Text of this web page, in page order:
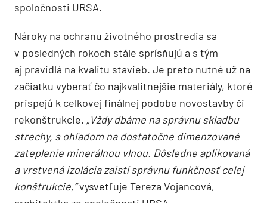
spoločnosti URSA.
Nároky na ochranu životného prostredia sa
v posledných rokoch stále sprísňujú a s tým
aj pravidlá na kvalitu stavieb. Je preto nutné už na
začiatku vyberať čo najkvalitnejšie materiály, ktoré
prispejú k celkovej finálnej podobe novostavby či
rekonštrukcie. „Vždy dbáme na správnu skladbu
strechy, s ohľadom na dostatočne dimenzované
zateplenie minerálnou vlnou. Dôsledne aplikovaná
a vrstvená izolácia zaistí správnu funkčnosť celej
konštrukcie,“vysvetľuje Tereza Vojancová,